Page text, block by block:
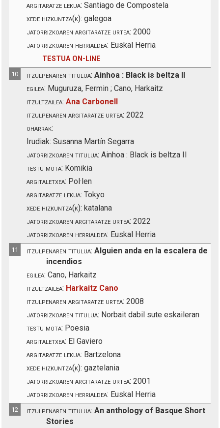
argitaratze lekua: Santiago de Compostela
xede hizkuntza(k): galegoa
jatorrizkoaren argitaratze urtea: 2000
jatorrizkoaren herrialdea: Euskal Herria
TESTUA ON-LINE
10 itzulpenaren titulua: Ainhoa : Black is beltza II
egilea: Muguruza, Fermin ; Cano, Harkaitz
itzultzailea: Ana Carbonell
itzulpenaren argitaratze urtea: 2022
oharrak:
Irudiak: Susanna Martín Segarra
jatorrizkoaren titulua: Ainhoa : Black is beltza II
testu mota: Komikia
argitaletxea: Pol·len
argitaratze lekua: Tokyo
xede hizkuntza(k): katalana
jatorrizkoaren argitaratze urtea: 2022
jatorrizkoaren herrialdea: Euskal Herria
11 itzulpenaren titulua: Alguien anda en la escalera de
incendios
egilea: Cano, Harkaitz
itzultzailea: Harkaitz Cano
itzulpenaren argitaratze urtea: 2008
jatorrizkoaren titulua: Norbait dabil sute eskaileran
testu mota: Poesia
argitaletxea: El Gaviero
argitaratze lekua: Bartzelona
xede hizkuntza(k): gaztelania
jatorrizkoaren argitaratze urtea: 2001
jatorrizkoaren herrialdea: Euskal Herria
12 itzulpenaren titulua: An anthology of Basque Short
Stories